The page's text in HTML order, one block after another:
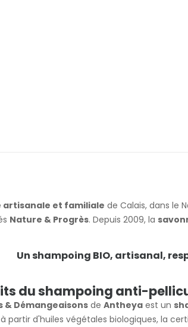
artisanale et familiale de Calais, dans le
Nature & Progrès. Depuis 2009, la
Un shampoing BIO, artisanal,
du shampoing anti-
& Démangeaisonsde Antheya est un
partir d'huiles végétales biologiques, la